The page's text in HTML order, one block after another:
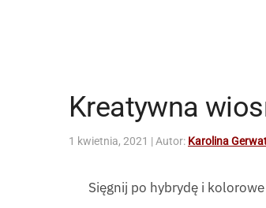
Kreatywna
1 kwietnia, 2021 | Autor: Karolina
Sięgnij po hybrydę i